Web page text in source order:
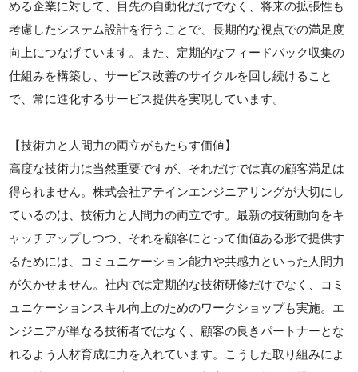
める企業に対して、目先の自動化だけでなく、将来の拡張性も
考慮したシステム設計を行うことで、長期的な視点での満足度
向上につなげています。また、定期的なフィードバック収集の
仕組みを構築し、サービス改善のサイクルを回し続けること
で、常に進化するサービス提供を実現しています。
【技術力と人間力の両立がもたらす価値】
高度な技術力は当然重要ですが、それだけでは真の顧客満足は
得られません。株式会社アテインエンジニアリングが大切にし
ているのは、技術力と人間力の両立です。最新の技術動向をキ
ャッチアップしつつ、それを顧客にとって価値ある形で提供す
るためには、コミュニケーション能力や共感力といった人間力
が欠かせません。社内では定期的な技術研修だけでなく、コミ
ュニケーションスキル向上のためのワークショップも実施。エ
ンジニアが単なる技術者ではなく、顧客の良きパートナーとな
れるよう人材育成に力を入れています。こうした取り組みによ